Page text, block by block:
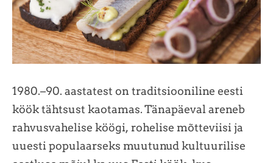
1980.–90. aastatest on traditsiooniline eesti
köök tähtsust kaotamas. Tänapäeval areneb
rahvusvahelise köögi, rohelise mõtteviisi ja
uuesti populaarseks muutunud kultuurilise